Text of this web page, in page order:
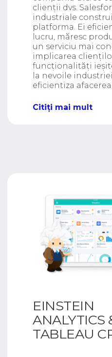
clienții dvs.
industriale
platforma. Ei
lucru, măresc
un serviciu mai
implicarea
funcționalități
la nevoile
eficientiza
Citiți mai mult
EINSTEIN
ANALYTICS
TABLEAU